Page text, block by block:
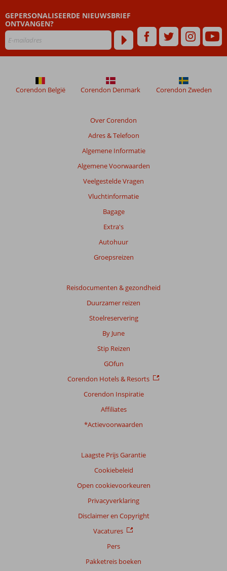
na
hun
verblijf
in
Jordan
GEPERSONALISEERDE NIEUWSBRIEF
ONTVANGEN?
Over Corendon
Adres & Telefoon
Algemene Informatie
Algemene Voorwaarden
Veelgestelde Vragen
Vluchtinformatie
Bagage
Extra's
Autohuur
Groepsreizen
Reisdocumenten & gezondheid
Duurzamer reizen
Stoelreservering
By June
Stip Reizen
GOfun
Corendon Hotels & Resorts
Corendon Inspiratie
Affiliates
*Actievoorwaarden
Laagste Prijs Garantie
Cookiebeleid
Open cookievoorkeuren
Privacyverklaring
Disclaimer en Copyright
Vacatures
Pers
Pakketreis boeken
Corendon België Corendon Denmark Corendon Zweden